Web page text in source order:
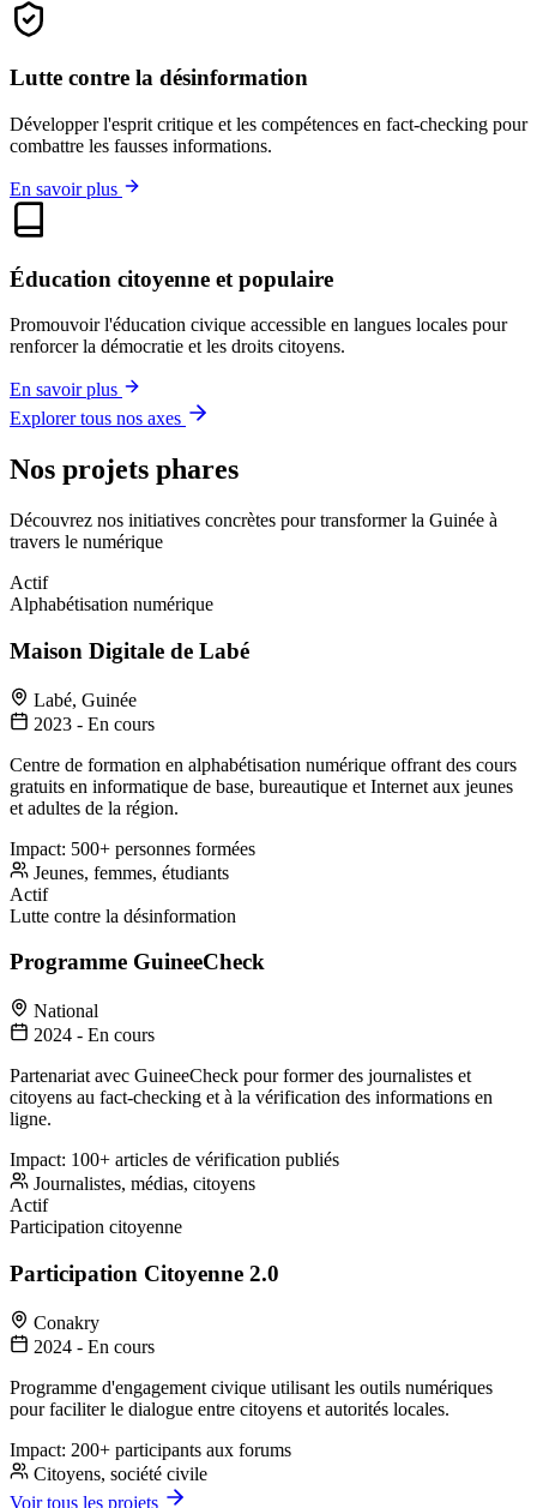
Lutte contre la désinformation
Développer l'esprit critique et les compétences en fact-checking pour
combattre les fausses informations.
En savoir plus
Éducation citoyenne et populaire
Promouvoir l'éducation civique accessible en langues locales pour
renforcer la démocratie et les droits citoyens.
En savoir plus
Explorer tous nos axes
Nos projets phares
Découvrez nos initiatives concrètes pour transformer la Guinée à
travers le numérique
Actif
Alphabétisation numérique
Maison Digitale de Labé
Labé, Guinée
2023 - En cours
Centre de formation en alphabétisation numérique offrant des cours
gratuits en informatique de base, bureautique et Internet aux jeunes
et adultes de la région.
Impact: 500+ personnes formées
Jeunes, femmes, étudiants
Actif
Lutte contre la désinformation
Programme GuineeCheck
National
2024 - En cours
Partenariat avec GuineeCheck pour former des journalistes et
citoyens au fact-checking et à la vérification des informations en
ligne.
Impact: 100+ articles de vérification publiés
Journalistes, médias, citoyens
Actif
Participation citoyenne
Participation Citoyenne 2.0
Conakry
2024 - En cours
Programme d'engagement civique utilisant les outils numériques
pour faciliter le dialogue entre citoyens et autorités locales.
Impact: 200+ participants aux forums
Citoyens, société civile
Voir tous les projets